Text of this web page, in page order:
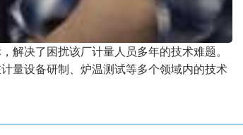
解决了困扰该厂计量人员多年的技术难题。
量设备研制、炉温测试等多个领域内的技术